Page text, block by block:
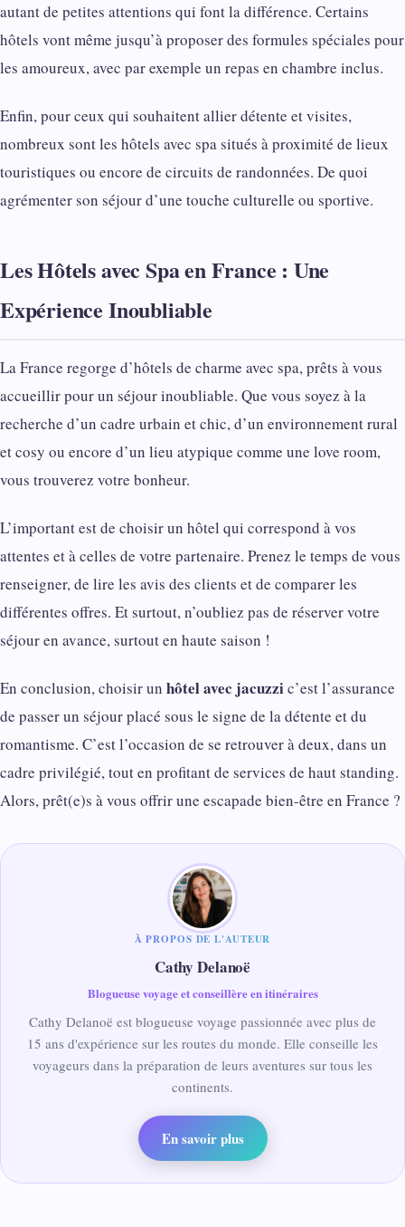
autant de petites attentions qui font la différence. Certains
hôtels vont même jusqu’à proposer des formules spéciales pour
les amoureux, avec par exemple un repas en chambre inclus.
Enfin, pour ceux qui souhaitent allier détente et visites,
nombreux sont les hôtels avec spa situés à proximité de lieux
touristiques ou encore de circuits de randonnées. De quoi
agrémenter son séjour d’une touche culturelle ou sportive.
Les Hôtels avec Spa en France : Une
Expérience Inoubliable
La France regorge d’hôtels de charme avec spa, prêts à vous
accueillir pour un séjour inoubliable. Que vous soyez à la
recherche d’un cadre urbain et chic, d’un environnement rural
et cosy ou encore d’un lieu atypique comme une love room,
vous trouverez votre bonheur.
L’important est de choisir un hôtel qui correspond à vos
attentes et à celles de votre partenaire. Prenez le temps de vous
renseigner, de lire les avis des clients et de comparer les
différentes offres. Et surtout, n’oubliez pas de réserver votre
séjour en avance, surtout en haute saison !
En conclusion, choisir un hôtel avec jacuzzic’est l’assurance
de passer un séjour placé sous le signe de la détente et du
romantisme. C’est l’occasion de se retrouver à deux, dans un
cadre privilégié, tout en profitant de services de haut standing.
Alors, prêt(e)s à vous offrir une escapade bien-être en France ?
À PROPOS DE L'AUTEUR
Cathy Delanoë
Blogueuse voyage et conseillère en itinéraires
Cathy Delanoë est blogueuse voyage passionnée avec plus de
15 ans d'expérience sur les routes du monde. Elle conseille les
voyageurs dans la préparation de leurs aventures sur tous les
continents.
En savoir plus